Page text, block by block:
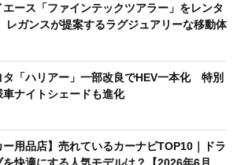
エース「ファインテックツアラー」をレンタ
レガンスが提案するラグジュアリーな移動体
タ「ハリアー」一部改良でHEV一本化 特別
車ナイトシェードも進化
ー用品店】売れているカーナビTOP10｜ドラ